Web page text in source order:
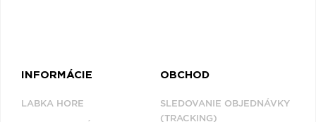
INFORMÁCIE
LABKA HORE
OBCHOD
SLEDOVANIE OBJEDNÁVKY
(TRACKING)